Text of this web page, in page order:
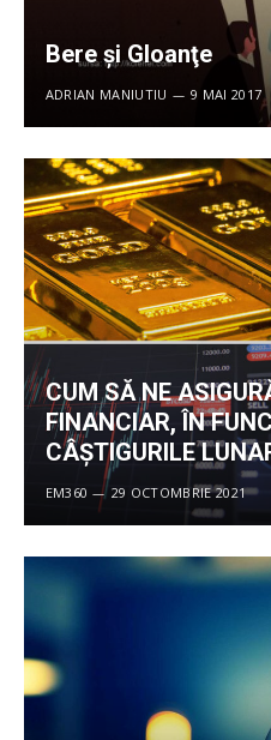
Bere şi Gloanţe
ADRIAN MANIUTIU 9 MAI 2017
CUM SĂ NE
FINANCIAR, ÎN
CÂŞTIGURILE
EM360 29 OCTOMBRIE 2021